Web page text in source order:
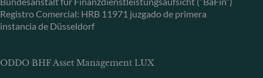
Registro Comercial: HRB 11971 juzgado de primera
instancia de Düsseldorf
ODDO BHF Asset Management LUX